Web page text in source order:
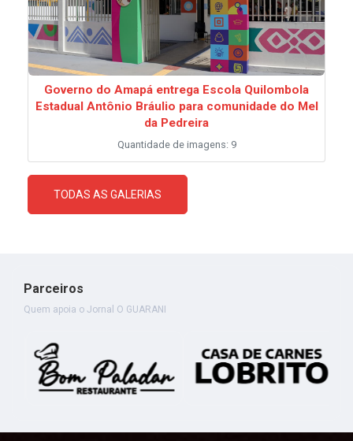
Governo do Amapá entrega Escola Quilombola
Estadual Antônio Bráulio para comunidade do Mel
da Pedreira
Quantidade de imagens: 9
TODAS AS GALERIAS
Parceiros
Quem apoia o Jornal O GUARANI